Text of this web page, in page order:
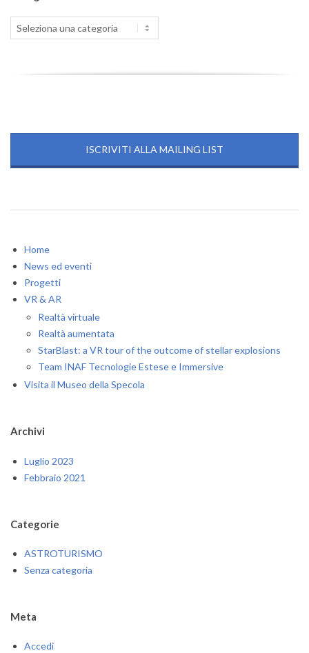
Categorie
ISCRIVITI ALLA MAILING LIST
Home
News ed eventi
Progetti
VR & AR
Realtà virtuale
Realtà aumentata
StarBlast: a VR tour of the outcome of stellar explosions
Team INAF Tecnologie Estese e Immersive
Visita il Museo della Specola
Archivi
Luglio 2023
Febbraio 2021
Categorie
ASTROTURISMO
Senza categoria
Meta
Accedi